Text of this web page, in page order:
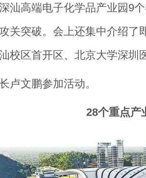
汕高端电子化学品产业园9
关突破。会上还集中介绍了
校区首开区、北京大学深圳
卢文鹏参加活动。
28个重点产